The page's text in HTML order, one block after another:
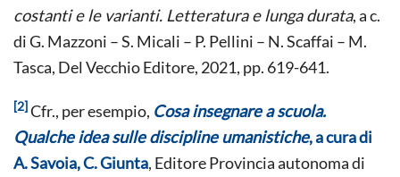
costanti e le varianti. Letteratura e lunga durata, a c.
di G. Mazzoni – S. Micali – P. Pellini – N. Scaffai – M.
Tasca, Del Vecchio Editore, 2021, pp. 619-641.
[2]Cfr., per esempio, Cosa insegnare a scuola.
Qualche idea sulle discipline umanistiche, a cura di
A. Savoia, C. Giunta, Editore Provincia autonoma di